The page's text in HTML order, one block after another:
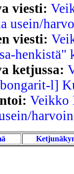
viesti:
usein/
viesti:
henkistä"
ketjussa:
l]
Veikko